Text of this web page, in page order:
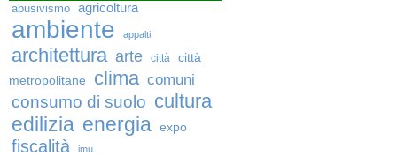
abusivismo agricoltura
ambiente appalti
architettura arte città
città
metropolitane
clima comuni
consumo di suolo cultura
edilizia energia expo
fiscalità imu